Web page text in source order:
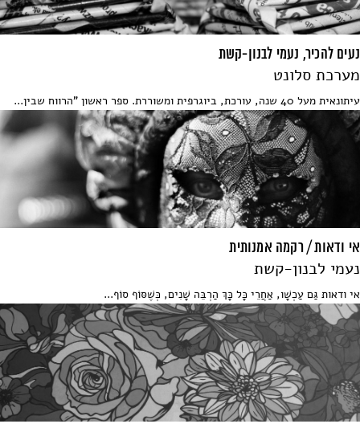
נעים להכיר, נעמי לבנון-קשת
מערכת סלונט
עיתונאית מעל 40 שנה, עורכת, ביוגרפית ומשוררת. ספר ראשון "הרווח שבין...
אי ודאות / רקמה אמנותית
נעמי לבנון-קשת
אי ודאות גַּם עַכְשָׁו, אַחֲרֵי כָּל כָּךְ הַרְבֵּה שָׁנִים, כְּשֶׁסּוֹף סוֹף...